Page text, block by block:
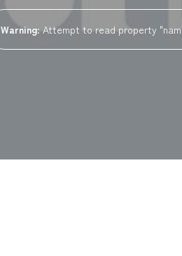
Warning: Attempt to read property